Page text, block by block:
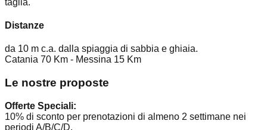
Distanze
da 10 m c.a. dalla spiaggia di sabbia e ghiaia.
Catania 70 Km - Messina 15 Km
Le nostre proposte
Offerte Speciali:
10% di sconto per prenotazioni di almeno 2 settimane nei
periodi A/B/C/D.